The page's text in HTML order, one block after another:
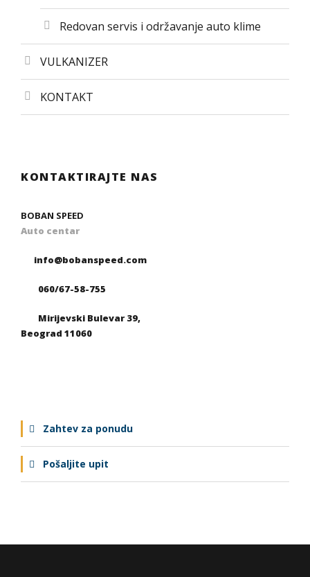
Redovan servis i održavanje auto klime
VULKANIZER
KONTAKT
KONTAKTIRAJTE NAS
BOBAN SPEED
Auto centar
info@bobanspeed.com
060/67-58-755
Mirijevski Bulevar 39,
Beograd 11060
Zahtev za ponudu
Pošaljite upit